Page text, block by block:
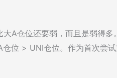
A仓位还要弱，而且是弱得多
位 > UNI仓位。作为首次尝